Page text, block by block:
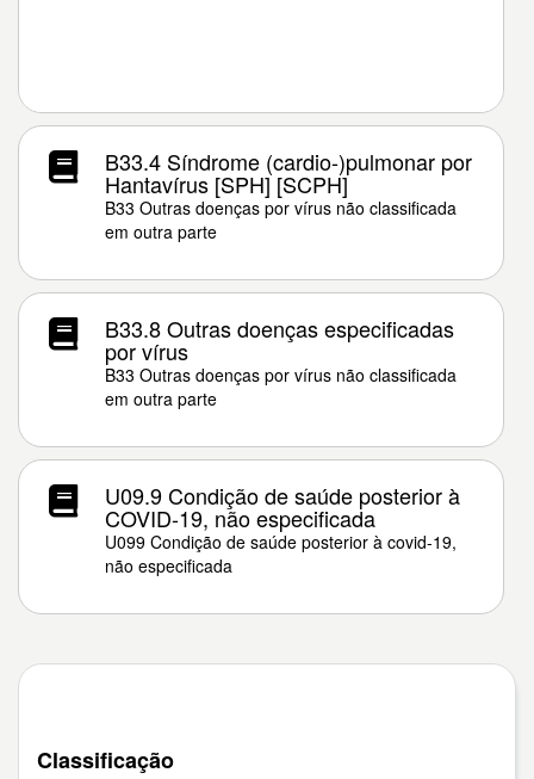
B33.4 Síndrome (cardio-)pulmonar por
Hantavírus [SPH] [SCPH]
B33 Outras doenças por vírus não classificada
em outra parte
B33.8 Outras doenças especificadas
por vírus
B33 Outras doenças por vírus não classificada
em outra parte
U09.9 Condição de saúde posterior à
COVID-19, não especificada
U099 Condição de saúde posterior à covid-19,
não especificada
Classificação